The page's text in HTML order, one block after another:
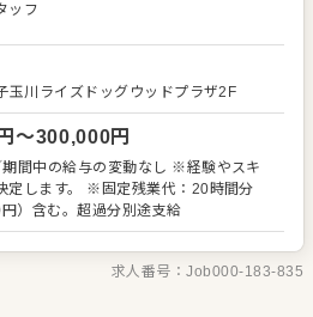
も可能です。ぜひアイデアを発信して
盛り
・仕入れや在庫管理などキッチンの管
くり ・後輩スタッフやアルバイトスタ
清掃など衛生管理 ・料理長の補助 ・
らお
々に仕事の幅を広げていきましょう。
ートしますので、経験に関わらず安心
環境です。 ゆくゆくはステップアップ
ッフ
玉川ライズドッグウッドプラザ2F
円〜300,000円
間中の給与の変動なし ※経験やスキ
定します。 ※固定残業代：20時間分
）含む。超過分別途支給
求人番号：Job000-183-835